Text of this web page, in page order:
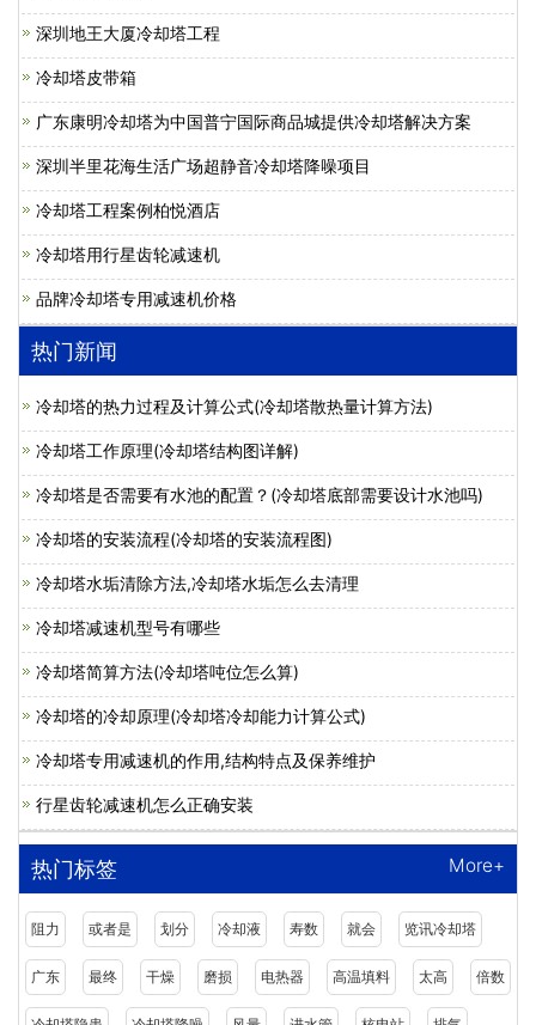
深圳地王大厦冷却塔工程
冷却塔皮带箱
广东康明冷却塔为中国普宁国际商品城提供冷却塔解决方案
深圳半里花海生活广场超静音冷却塔降噪项目
冷却塔工程案例柏悦酒店
冷却塔用行星齿轮减速机
品牌冷却塔专用减速机价格
热门新闻
冷却塔的热力过程及计算公式(冷却塔散热量计算方法)
冷却塔工作原理(冷却塔结构图详解)
冷却塔是否需要有水池的配置？(冷却塔底部需要设计水池吗)
冷却塔的安装流程(冷却塔的安装流程图)
冷却塔水垢清除方法,冷却塔水垢怎么去清理
冷却塔减速机型号有哪些
冷却塔简算方法(冷却塔吨位怎么算)
冷却塔的冷却原理(冷却塔冷却能力计算公式)
冷却塔专用减速机的作用,结构特点及保养维护
行星齿轮减速机怎么正确安装
热门标签 More+
阻力 或者是 划分 冷却液 寿数 就会 览讯冷却塔
广东 最终 干燥 磨损 电热器 高温填料 太高 倍数